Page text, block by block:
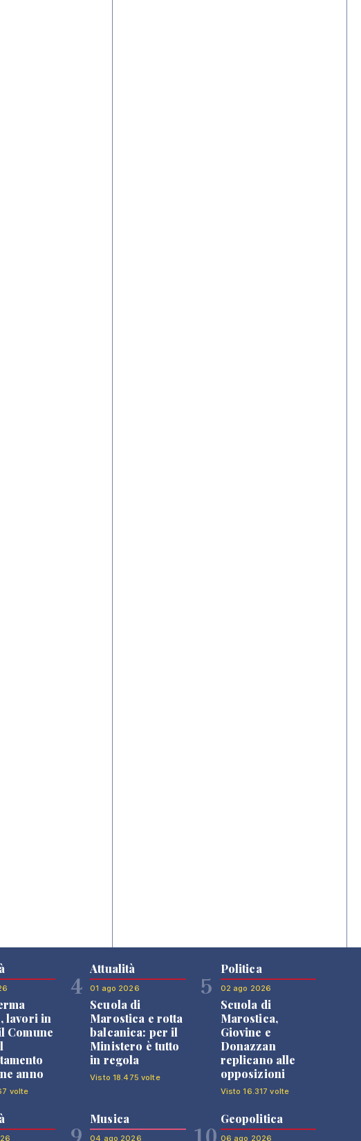
lavori in
Comune
anno
volte
4
Attualità
01 ago 2026
Scuola di
Marostica e rotta
balcanica: per il
Ministero è tutto
in regola
Visto 18.475 volte
5
Politica
02 ago 2026
Scuola di
Marostica,
Giovine e
Donazzan
replicano alle
opposizioni
Visto 16.317 volte
9
Musica
04 ago 2026 10
Geopolitica
06 ago 2026